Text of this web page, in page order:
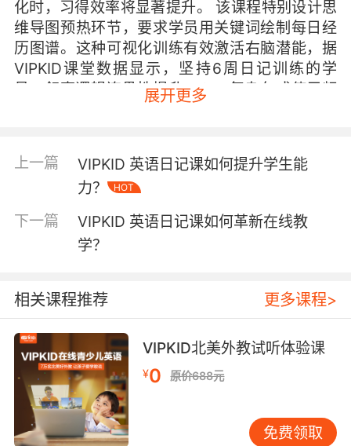
化时，习得效率将显著提升。 该课程特别设计思
维导图预热环节，要求学员用关键词绘制每日经
历图谱。这种可视化训练有效激活右脑潜能，据
VIPKID课堂数据显示，坚持6周日记训练的学
员，叙事逻辑连贯性提升47%，复杂句式使用频
率增加32%。更值得关注的是，学员在自由写作
板化输出。 二、沉浸式场景构建 语言学习的本质
是情境认知，英语日记辅导课通过生活剧场模式
重构教学场景。VIPKID外教团队创设虚拟国际校
园社区，将超市购物、节日派对等真实场景转化
为写作素材库。配合AR实景教学工具，学员可身
临其境观察外国同龄人的日常生活，这种多模态
家Vygotsky的社会文化理论指出，语言能力的发
展源于真实的社会互动，日记中的读者来信环节
正是对此理论的实践——学员需以笔友身份与虚
拟角色进行跨文化书信交流。 在具体教学中，外
教采用三步引导法：首先通过高清视频展示场景
细节，接着组织角色扮演活动深化体验，最后指
导学员用过去进行时直接引语等精准描述场景。
某位北京学员在记录圣诞节烘焙活动时，自发运
展开更多
上一篇
VIPKID 英语日记课如何提升学生能
力？
HOT
下一篇
VIPKID 英语日记课如何革新在线教
学？
相关课程推荐 更多课程>
VIPKID北美外教试听体验课
¥0 原价688元
免费领取